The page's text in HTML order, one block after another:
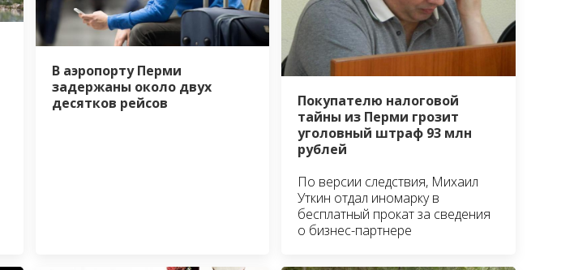
В аэропорту Перми
задержаны около двух
десятков рейсов
Покупателю налоговой
тайны из Перми грозит
уголовный штраф 93 млн
рублей
По версии следствия, Михаил
Уткин отдал иномарку в
бесплатный прокат за сведения
о бизнес-партнере